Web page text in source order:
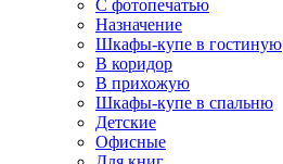
С фотопечатью
Назначение
Шкафы-купе в гостиную
В коридор
В прихожую
Шкафы-купе в спальню
Детские
Офисные